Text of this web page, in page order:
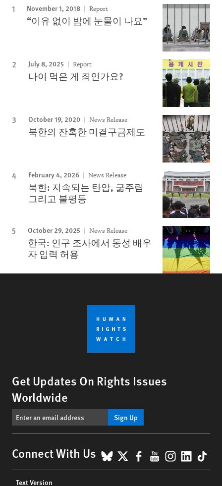
November 1, 2018 Report
“이유 없이 밤에 눈물이 나요”
July 8, 2025 Report
나이 먹은 게 죄인가요?
October 19, 2020 News Release
북한의 잔혹한 미결구금제도
February 4, 2026 News Release
북한: 지속되는 탄압, 굶주림
그리고 불평등
October 29, 2025 News Release
한국: 인구 조사에서 동성 배우
자 입력 허용
Get Updates On Rights Issues
Worldwide
Sign Up
Connect With Us BlueSky
X Facebook
YouTube
Text Version